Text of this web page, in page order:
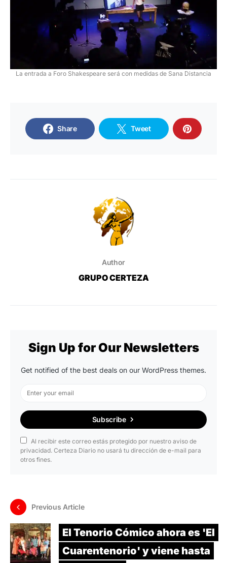
La entrada a Foro Shakespeare será con medidas de Sana Distancia
Share Tweet
Author
GRUPO CERTEZA
Sign Up for Our Newsletters
Get notified of the best deals on our WordPress themes.
Subscribe
Al recibir este correo estás protegido por nuestro aviso de
privacidad. Certeza Diario no usará tu dirección de e-mail para
otros fines.
Previous Article
El Tenorio Cómico ahora es 'El
Cuarentenorio' y viene hasta